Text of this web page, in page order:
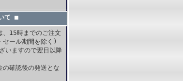
て ■
、15時までのご注文
セール期間を除く)
いますので翌日以降
の確認後の発送とな